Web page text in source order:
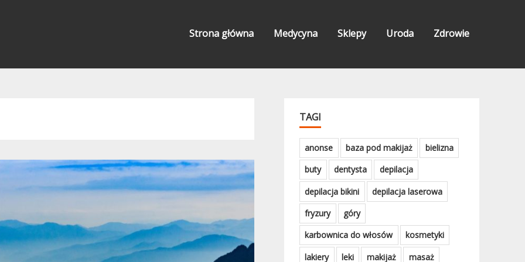
Strona główna Medycyna Sklepy Uroda Zdrowie
TAGI
anonse baza pod makijaż
bielizna
buty
dentysta
depilacja
depilacja bikini
depilacja laserowa
fryzury
góry
karbownica do włosów
kosmetyki
lakiery
leki makijaż
masaż